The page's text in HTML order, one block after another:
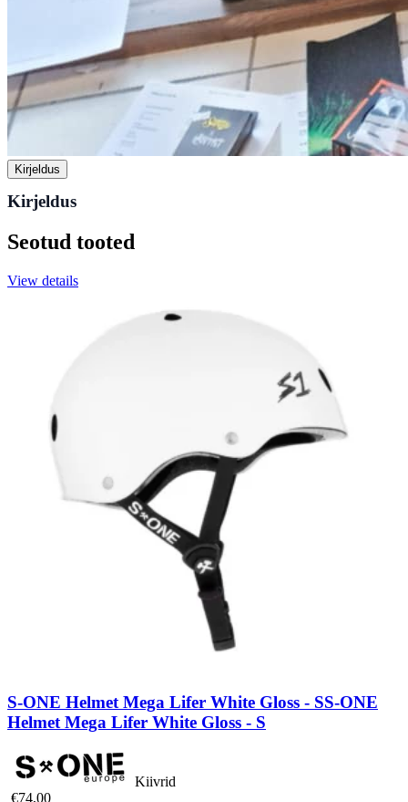
Kirjeldus
Kirjeldus
Seotud tooted
View details
S-ONE Helmet Mega Lifer White Gloss - SS-ONE
Helmet Mega Lifer White Gloss - S
Kiivrid
€74,00